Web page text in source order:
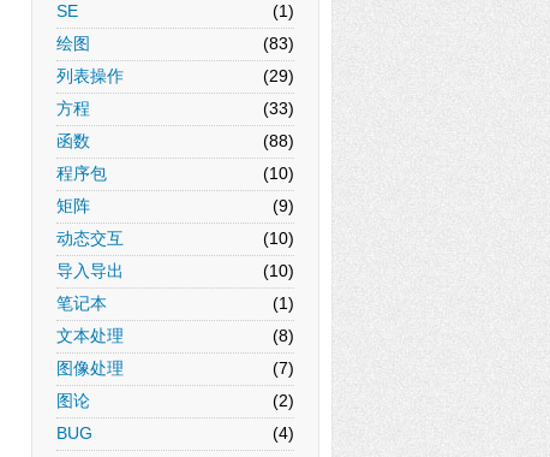
SE
(1)
绘图
(83)
列表操作
(29)
方程
(33)
函数
(88)
程序包
(10)
矩阵
(9)
动态交互
(10)
导入导出
(10)
笔记本
(1)
文本处理
(8)
图像处理
(7)
图论
(2)
BUG
(4)